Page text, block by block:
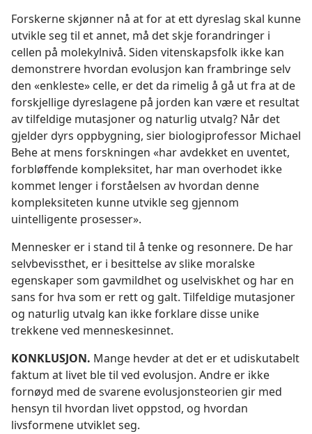
Forskerne skjønner nå at for at ett dyreslag skal kunne
utvikle seg til et annet, må det skje forandringer i
cellen på molekylnivå. Siden vitenskapsfolk ikke kan
demonstrere hvordan evolusjon kan frambringe selv
den «enkleste» celle, er det da rimelig å gå ut fra at de
forskjellige dyreslagene på jorden kan være et resultat
av tilfeldige mutasjoner og naturlig utvalg? Når det
gjelder dyrs oppbygning, sier biologiprofessor Michael
Behe at mens forskningen «har avdekket en uventet,
forbløffende kompleksitet, har man overhodet ikke
kommet lenger i forståelsen av hvordan denne
kompleksiteten kunne utvikle seg gjennom
uintelligente prosesser».
Mennesker er i stand til å tenke og resonnere. De har
selvbevissthet, er i besittelse av slike moralske
egenskaper som gavmildhet og uselviskhet og har en
sans for hva som er rett og galt. Tilfeldige mutasjoner
og naturlig utvalg kan ikke forklare disse unike
trekkene ved menneskesinnet.
KONKLUSJON. Mange hevder at det er et udiskutabelt
faktum at livet ble til ved evolusjon. Andre er ikke
fornøyd med de svarene evolusjonsteorien gir med
hensyn til hvordan livet oppstod, og hvordan
livsformene utviklet seg.